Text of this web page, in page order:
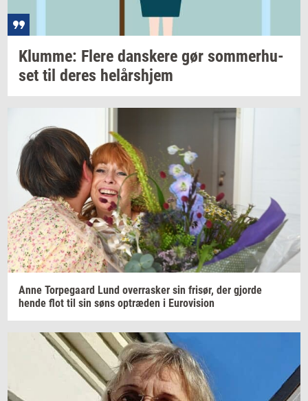
Klum­me: Flere dan­ske­re gør som­mer­hu­
set til deres helårs­hjem
Anne Tor­pe­gaard Lund over­ra­sker sin fri­sør, der gjor­de
hende flot til sin søns op­træ­den i Eu­ro­vi­sion